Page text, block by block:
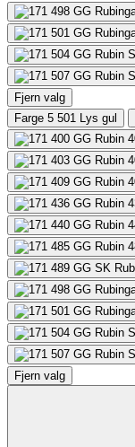
Fjern valg
Farge 5 501 Lys gul
Fjern valg